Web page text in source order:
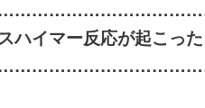
ハイマー反応が起こっ